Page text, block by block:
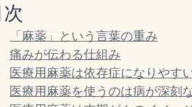
次
「麻薬」という言葉の重み
痛みが伝わる仕組み
医療用麻薬は依存症になりやす
医療用麻薬を使うのは病が深刻